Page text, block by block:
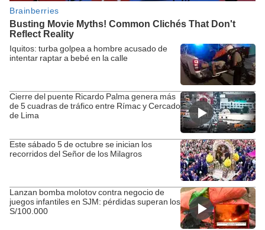
Iquitos: turba golpea a hombre acusado de
intentar raptar a bebé en la calle
Cierre del puente Ricardo Palma genera más
de 5 cuadras de tráfico entre Rímac y Cercado
de Lima
Este sábado 5 de octubre se inician los
recorridos del Señor de los Milagros
Lanzan bomba molotov contra negocio de
juegos infantiles en SJM: pérdidas superan los
S/100.000